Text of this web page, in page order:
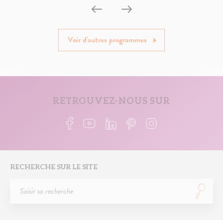
Voir d'autres programmes
RETROUVEZ-NOUS SUR
RECHERCHE SUR LE SITE